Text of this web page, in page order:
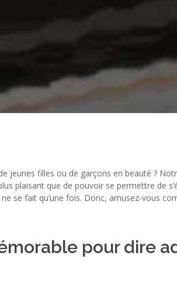
jeunes filles ou de garçons en beauté ?
plaisant que de pouvoir se permettre de
se fait qu’une fois. Donc, amusez-vous
pour dire